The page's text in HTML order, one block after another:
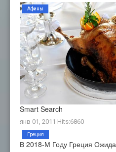
Smart Search
янв 01, 2011 Hits:6860
Афины
В 2018-М Году Греция
Греция